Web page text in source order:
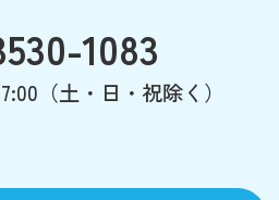
1083
（土・日・祝除く）